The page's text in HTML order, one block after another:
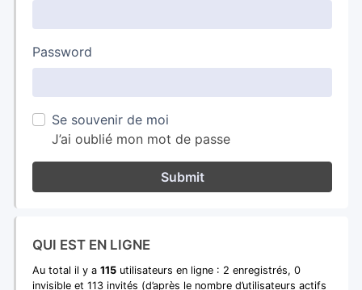
Password
Se souvenir de moi
J’ai oublié mon mot de passe
Submit
QUI EST EN LIGNE
Au total il y a 115 utilisateurs en ligne : 2 enregistrés, 0
invisible et 113 invités (d’après le nombre d’utilisateurs actifs